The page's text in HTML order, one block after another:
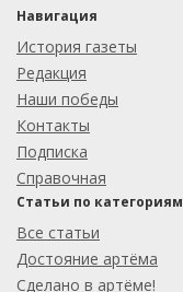
Навигация
История газеты
Редакция
Наши победы
Контакты
Подписка
Справочная
Статьи по категориям
Все статьи
Достояние артёма
Сделано в артёме!